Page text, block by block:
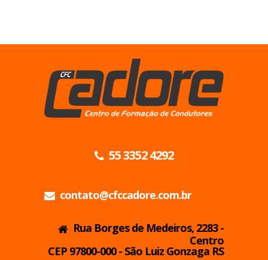
55 3352 4292
contato@cfccadore.com.br
Rua Borges de Medeiros, 2283 -
Centro
CEP 97800-000 - São Luiz Gonzaga RS